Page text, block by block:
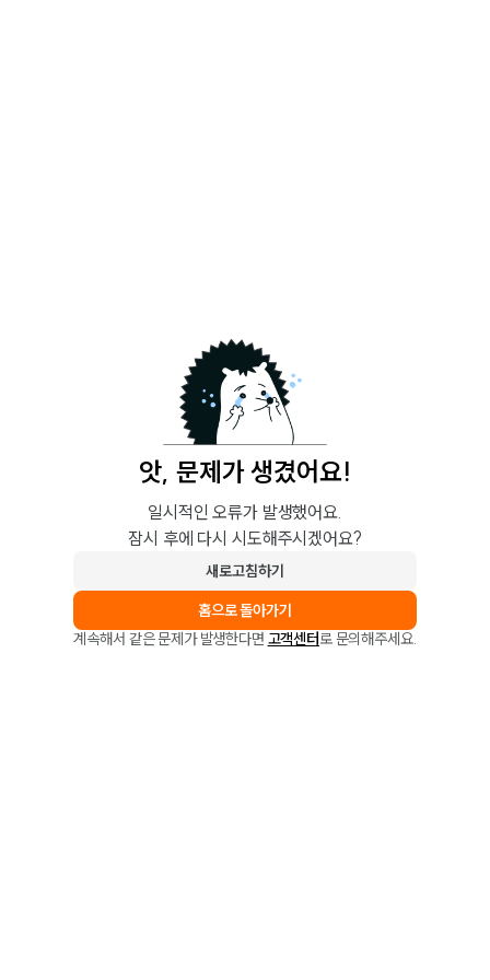
앗, 문제가 생겼어요!
일시적인 오류가 발생했어요.
잠시 후에 다시 시도해주시겠어요?
새로고침하기
홈으로 돌아가기
계속해서 같은 문제가 발생한다면 고객센터로 문의해주세요.